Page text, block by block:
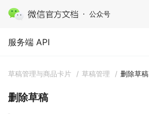
公众号
服务端 API
服务端 API
草稿管理与商品卡片 / 草稿管理 / 删除草稿
删除草稿